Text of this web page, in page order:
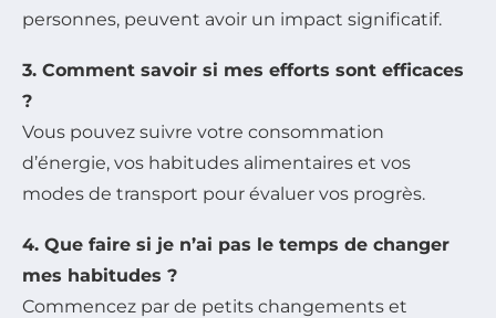
personnes, peuvent avoir un impact significatif.
3. Comment savoir si mes efforts sont efficaces
?
Vous pouvez suivre votre consommation
d’énergie, vos habitudes alimentaires et vos
modes de transport pour évaluer vos progrès.
4. Que faire si je n’ai pas le temps de changer
mes habitudes ?
Commencez par de petits changements et